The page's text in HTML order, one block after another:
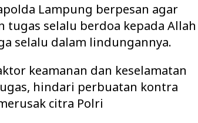
Lampung berpesan agar
tugas selalu berdoa kepada Allah
selalu dalam lindungannya.
keamanan dan keselamatan
hindari perbuatan kontra
citra Polri